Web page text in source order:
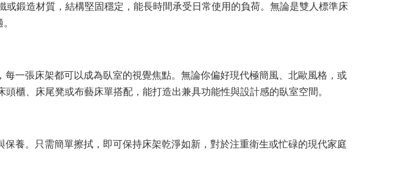
或鍛造材質，結構堅固穩定，能長時間承受日常使用的負荷。無論是雙人標準床
一張床架都可以成為臥室的視覺焦點。無論你偏好現代極簡風、北歐風格，或
頭櫃、床尾凳或布藝床單搭配，能打造出兼具功能性與設計感的臥室空間。
養。只需簡單擦拭，即可保持床架乾淨如新，對於注重衛生或忙碌的現代家庭